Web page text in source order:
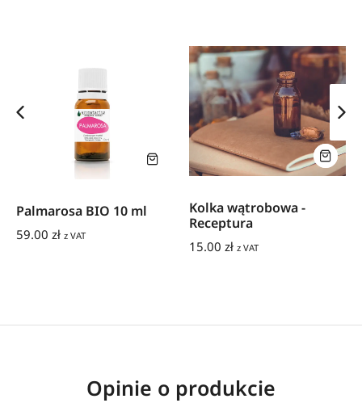
Palmarosa BIO 10 ml
59.00 zł z VAT
Kolka wątrobowa -
Receptura
15.00 zł z VAT
Opinie o produkcie